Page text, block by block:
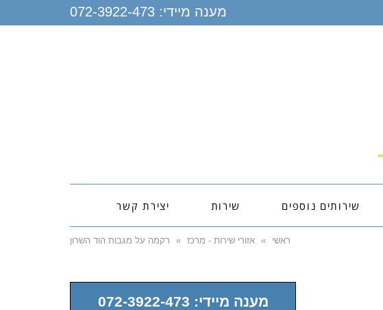
מענה מיידי: 072-3922-473
שירותים נוספים שירות יצירת קשר
ראשי » אזורי שירות - מרכז » רקמה על מגבות הוד השרון
מענה מיידי: 072-3922-473